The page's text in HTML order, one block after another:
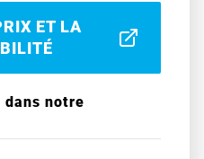
ET LA
dans notre